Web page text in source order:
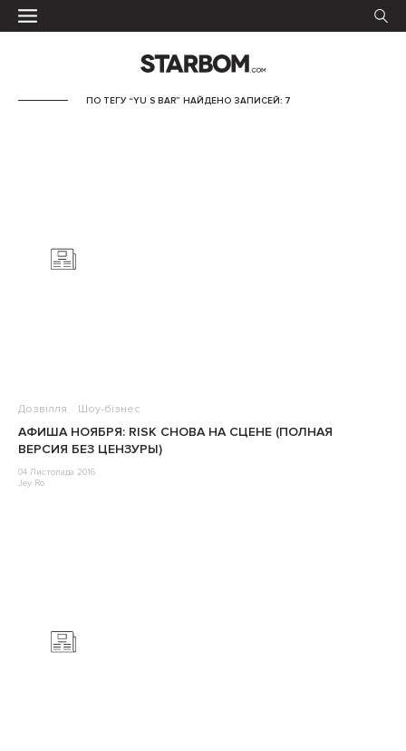
ПО ТЕГУ “YU S BAR” НАЙДЕНО ЗАПИСЕЙ: 7
Дозвілля Шоу-бізнес
АФИША НОЯБРЯ: RISK СНОВА НА СЦЕНЕ (ПОЛНАЯ
ВЕРСИЯ БЕЗ ЦЕНЗУРЫ)
04 Листопада 2016
Jey Ro